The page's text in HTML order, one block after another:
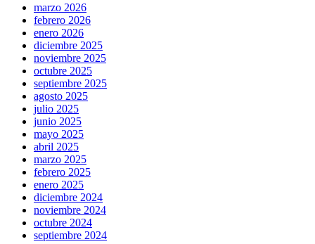
marzo 2026
febrero 2026
enero 2026
diciembre 2025
noviembre 2025
octubre 2025
septiembre 2025
agosto 2025
julio 2025
junio 2025
mayo 2025
abril 2025
marzo 2025
febrero 2025
enero 2025
diciembre 2024
noviembre 2024
octubre 2024
septiembre 2024